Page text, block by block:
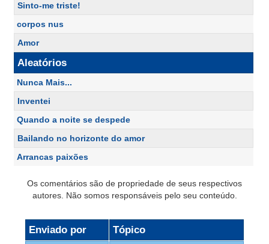
Sinto-me triste!
corpos nus
Amor
Aleatórios
Nunca Mais...
Inventei
Quando a noite se despede
Bailando no horizonte do amor
Arrancas paixões
Os comentários são de propriedade de seus respectivos
autores. Não somos responsáveis pelo seu conteúdo.
Enviado por Tópico